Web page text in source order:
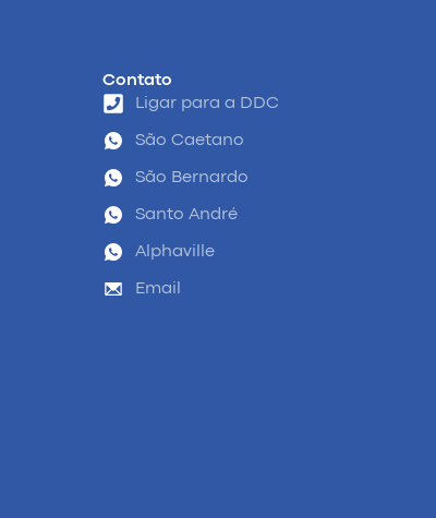
Contato
Ligar para a DDC
São Caetano
São Bernardo
Santo André
Alphaville
Email